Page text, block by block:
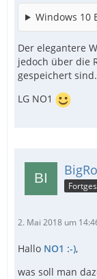
Windows 10
Der elegantere
jedoch über die
gespeichert sind.
LG NO1
2. Mai 2018 um
Hallo NO1 :-),
was soll man